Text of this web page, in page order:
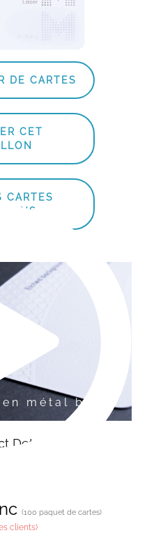
DE CARTES
CET
CARTES
métal blanc
Details
(100 paquet de cartes)
clients)